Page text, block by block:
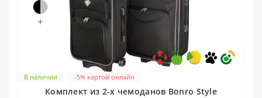
В наличии
+
-5% картой онлайн
Комплект из 2-х чемоданов Bonro Style